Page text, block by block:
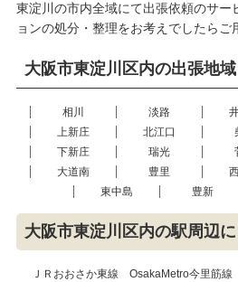
東淀川の市内全域にて出張依頼のサー
ョンの処分・整理をお考えでしたらご
大阪市東淀川区内の出張地域
相川 淡路
上新庄
北江口
下新庄
瑞光
大道南
豊里
東中島
豊新
大阪市東淀川区内の駅周辺
ＪＲおおさか東線 OsakaMetro今里筋線